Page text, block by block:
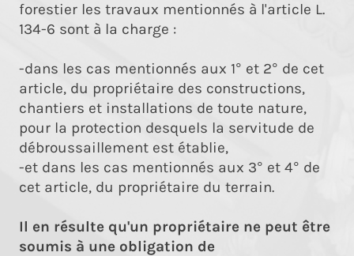
forestier les travaux mentionnés à l'article L.
134-6 sont à la charge :
-dans les cas mentionnés aux 1° et 2° de cet
article, du propriétaire des constructions,
chantiers et installations de toute nature,
pour la protection desquels la servitude de
débroussaillement est établie,
-et dans les cas mentionnés aux 3° et 4° de
cet article, du propriétaire du terrain.
Il en résulte qu'un propriétaire ne peut être
soumis à une obligation de